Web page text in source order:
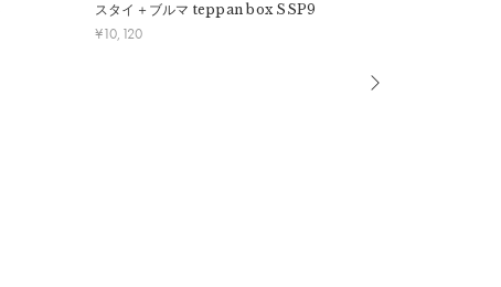
スタイ＋ブルマ teppan box SSP9
¥10,120